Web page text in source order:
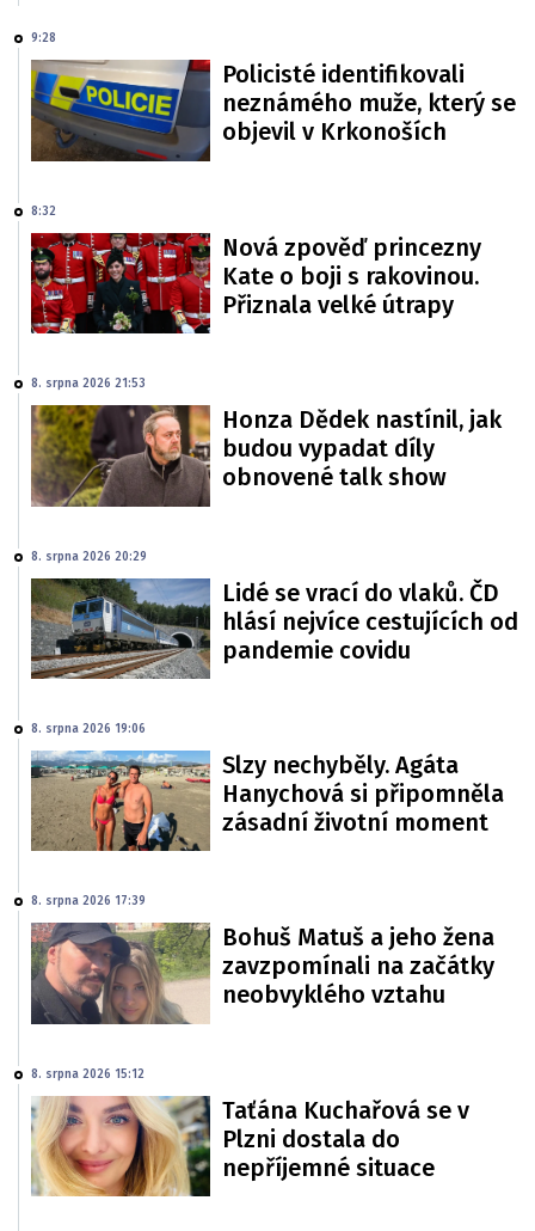
9:28
Policisté identifikovali
neznámého muže, který se
objevil v Krkonoších
8:32
Nová zpověď princezny
Kate o boji s rakovinou.
Přiznala velké útrapy
8. srpna 2026 21:53
Honza Dědek nastínil, jak
budou vypadat díly
obnovené talk show
8. srpna 2026 20:29
Lidé se vrací do vlaků. ČD
hlásí nejvíce cestujících od
pandemie covidu
8. srpna 2026 19:06
Slzy nechyběly. Agáta
Hanychová si připomněla
zásadní životní moment
8. srpna 2026 17:39
Bohuš Matuš a jeho žena
zavzpomínali na začátky
neobvyklého vztahu
8. srpna 2026 15:12
Taťána Kuchařová se v
Plzni dostala do
nepříjemné situace